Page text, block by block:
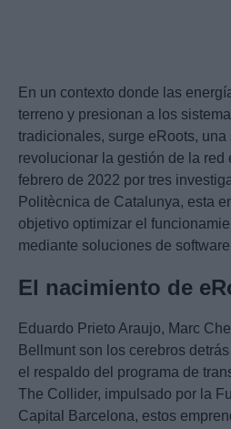
En un contexto donde las
terreno y presionan a los
tradicionales, surge eRoots, una
revolucionar la gestión de la red
febrero de 2022 por tres
Politècnica de Catalunya, esta
objetivo optimizar el
mediante soluciones de
El nacimiento de
Eduardo Prieto Araujo, Marc
Bellmunt son los cerebros
el respaldo del programa de
The Collider, impulsado por la
Capital Barcelona, estos